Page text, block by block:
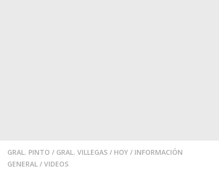
GRAL. PINTO / GRAL. VILLEGAS / HOY / INFORMACIÓN
GENERAL / VIDEOS